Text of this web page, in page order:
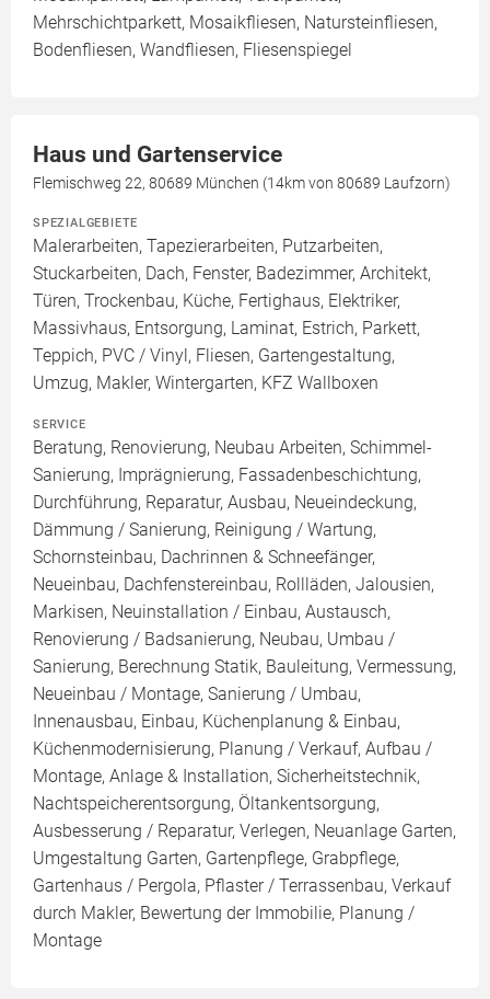
Mehrschichtparkett, Mosaikfliesen, Natursteinfliesen,
Bodenfliesen, Wandfliesen, Fliesenspiegel
Haus und Gartenservice
Flemischweg 22, 80689 München (14km von 80689 Laufzorn)
SPEZIALGEBIETE
Malerarbeiten, Tapezierarbeiten, Putzarbeiten,
Stuckarbeiten, Dach, Fenster, Badezimmer, Architekt,
Türen, Trockenbau, Küche, Fertighaus, Elektriker,
Massivhaus, Entsorgung, Laminat, Estrich, Parkett,
Teppich, PVC / Vinyl, Fliesen, Gartengestaltung,
Umzug, Makler, Wintergarten, KFZ Wallboxen
SERVICE
Beratung, Renovierung, Neubau Arbeiten, Schimmel-
Sanierung, Imprägnierung, Fassadenbeschichtung,
Durchführung, Reparatur, Ausbau, Neueindeckung,
Dämmung / Sanierung, Reinigung / Wartung,
Schornsteinbau, Dachrinnen & Schneefänger,
Neueinbau, Dachfenstereinbau, Rollläden, Jalousien,
Markisen, Neuinstallation / Einbau, Austausch,
Renovierung / Badsanierung, Neubau, Umbau /
Sanierung, Berechnung Statik, Bauleitung, Vermessung,
Neueinbau / Montage, Sanierung / Umbau,
Innenausbau, Einbau, Küchenplanung & Einbau,
Küchenmodernisierung, Planung / Verkauf, Aufbau /
Montage, Anlage & Installation, Sicherheitstechnik,
Nachtspeicherentsorgung, Öltankentsorgung,
Ausbesserung / Reparatur, Verlegen, Neuanlage Garten,
Umgestaltung Garten, Gartenpflege, Grabpflege,
Gartenhaus / Pergola, Pflaster / Terrassenbau, Verkauf
durch Makler, Bewertung der Immobilie, Planung /
Montage